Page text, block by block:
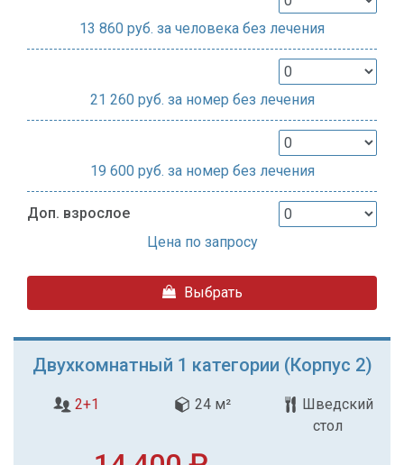
13 860 руб. за человека без лечения
21 260 руб. за номер без лечения
19 600 руб. за номер без лечения
Доп. взрослое
Цена по запросу
Выбрать
Двухкомнатный 1 категории (Корпус 2)
2+1 24 м²
Шведский
стол